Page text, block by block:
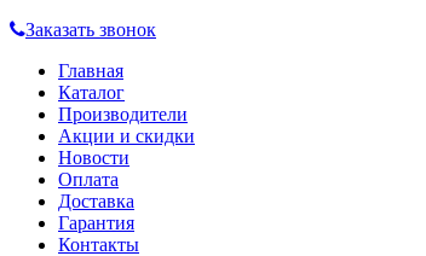
Заказать звонок
Главная
Каталог
Производители
Акции и скидки
Новости
Оплата
Доставка
Гарантия
Контакты